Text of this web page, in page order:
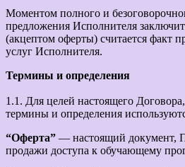
Моментом полного и
предложения Исполнителя
(акцептом оферты) считается факт
услуг Исполнителя.
Термины и определения
1.1. Для целей настоящего
термины и определения
“Оферта” — настоящий документ,
продажи доступа к обучающему